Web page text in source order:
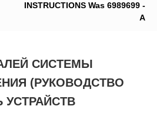
INSTRUCTIONS Was 6989699 -
A
СИСТЕМЫ
(РУКОВОДСТВО
УСТРАЙСТВ